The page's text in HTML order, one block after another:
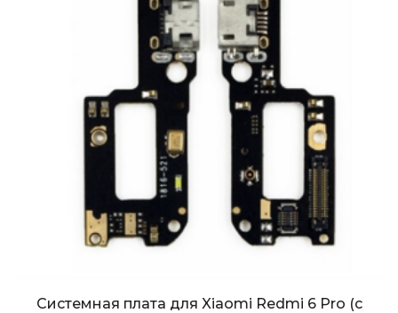
Системная плата для Xiaomi Redmi 6 Pro (с